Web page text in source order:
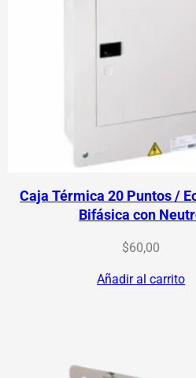
Caja Térmica 20 Puntos /
Bifásica con
$60,00
Añadir al carrito